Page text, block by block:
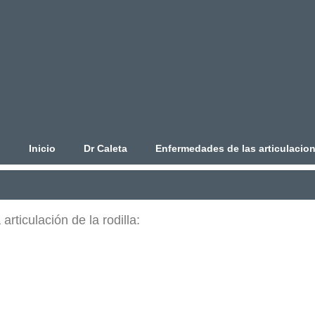
Inicio Dr Caleta Enfermedades de las
de la rodilla: